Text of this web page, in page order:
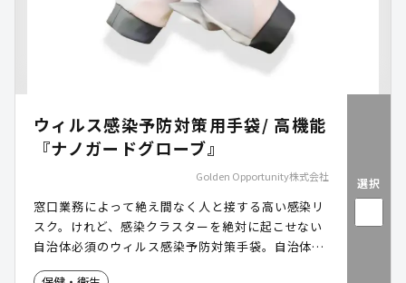
ウィルス感染予防対策用手袋/ 高機能
『ナノガードグローブ』
Golden Opportunity株式会社
窓口業務によって絶え間なく人と接する高い感染リ
スク。けれど、感染クラスターを絶対に起こせない
自治体必須のウィルス感染予防対策手袋。自治体優
待特別プランあり。
選択